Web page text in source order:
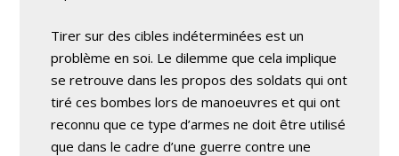
Tirer sur des cibles indéterminées est un
problème en soi. Le dilemme que cela implique
se retrouve dans les propos des soldats qui ont
tiré ces bombes lors de manoeuvres et qui ont
reconnu que ce type d’armes ne doit être utilisé
que dans le cadre d’une guerre contre une